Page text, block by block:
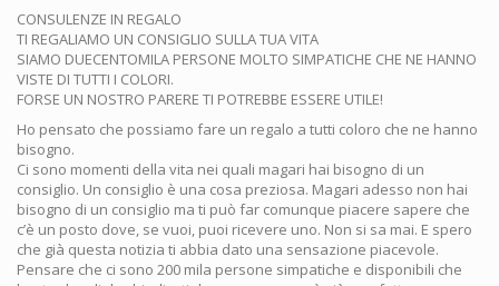
CONSULENZE IN REGALO
TI REGALIAMO UN CONSIGLIO SULLA TUA VITA
SIAMO DUECENTOMILA PERSONE MOLTO SIMPATICHE CHE NE HANNO
VISTE DI TUTTI I COLORI.
FORSE UN NOSTRO PARERE TI POTREBBE ESSERE UTILE!
Ho pensato che possiamo fare un regalo a tutti coloro che ne hanno
bisogno.
Ci sono momenti della vita nei quali magari hai bisogno di un
consiglio. Un consiglio è una cosa preziosa. Magari adesso non hai
bisogno di un consiglio ma ti può far comunque piacere sapere che
c’è un posto dove, se vuoi, puoi ricevere uno. Non si sa mai. E spero
che già questa notizia ti abbia dato una sensazione piacevole.
Pensare che ci sono 200 mila persone simpatiche e disponibili che